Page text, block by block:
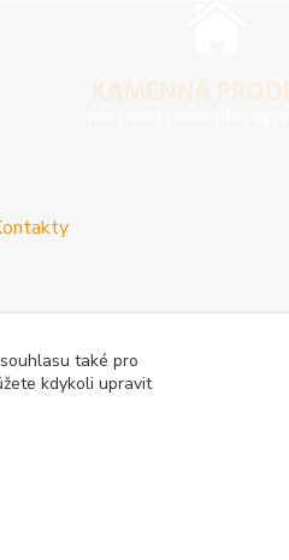
také pro
kdykoli upravit